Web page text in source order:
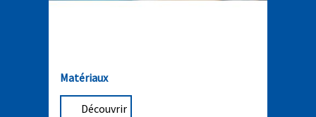
Matériaux
Découvrir